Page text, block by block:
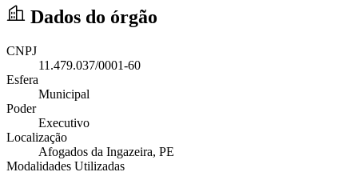
Dados do órgão
CNPJ
11.479.037/0001-60
Esfera
Municipal
Poder
Executivo
Localização
Afogados da Ingazeira, PE
Modalidades Utilizadas